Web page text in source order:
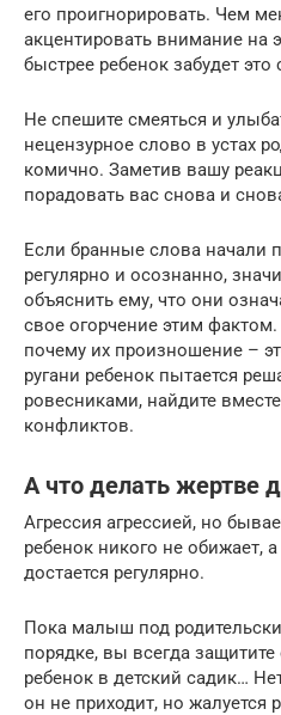
его проигнорировать. Чем
акцентировать внимание на
быстрее ребенок забудет это
Не спешите смеяться и
нецензурное слово в устах
комично. Заметив вашу
порадовать вас снова и
Если бранные слова начали
регулярно и осознанно,
объяснить ему, что они
свое огорчение этим
почему их произношение –
ругани ребенок пытается
ровесниками, найдите
конфликтов.
А что делать жертве
Агрессия агрессией, но
ребенок никого не обижает,
достается регулярно.
Пока малыш под
порядке, вы всегда
ребенок в детский садик…
он не приходит, но жалуется